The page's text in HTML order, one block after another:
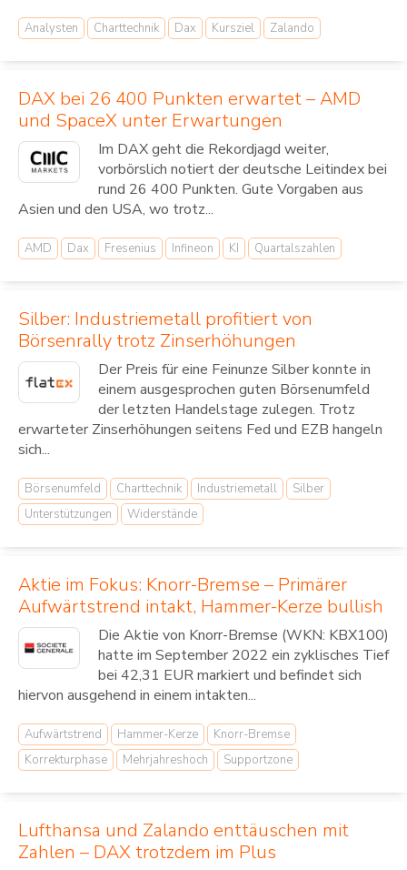
Analysten Charttechnik Dax Kursziel Zalando
DAX bei 26 400 Punkten erwartet – AMD
und SpaceX unter Erwartungen
Im DAX geht die Rekordjagd weiter,
vorbörslich notiert der deutsche Leitindex bei
rund 26 400 Punkten. Gute Vorgaben aus
Asien und den USA, wo trotz...
AMD Dax Fresenius Infineon KI Quartalszahlen
Silber: Industriemetall profitiert von
Börsenrally trotz Zinserhöhungen
Der Preis für eine Feinunze Silber konnte in
einem ausgesprochen guten Börsenumfeld
der letzten Handelstage zulegen. Trotz
erwarteter Zinserhöhungen seitens Fed und EZB hangeln
sich...
Börsenumfeld Charttechnik Industriemetall
Silber
Unterstützungen
Widerstände
Aktie im Fokus: Knorr-Bremse – Primärer
Aufwärtstrend intakt, Hammer-Kerze bullish
Die Aktie von Knorr-Bremse (WKN: KBX100)
hatte im September 2022 ein zyklisches Tief
bei 42,31 EUR markiert und befindet sich
hiervon ausgehend in einem intakten...
Aufwärtstrend Hammer-Kerze
Knorr-Bremse
Korrekturphase
Mehrjahreshoch Supportzone
Lufthansa und Zalando enttäuschen mit
Zahlen – DAX trotzdem im Plus